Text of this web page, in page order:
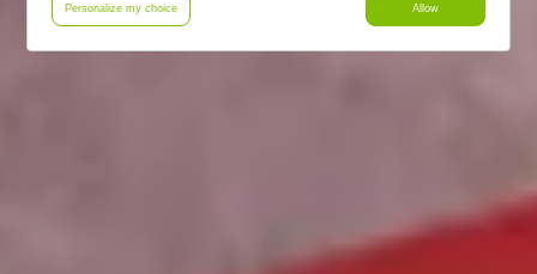
Personalize my choice Allow